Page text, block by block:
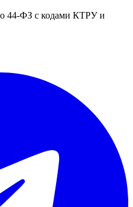
44-ФЗ с кодами КТРУ и